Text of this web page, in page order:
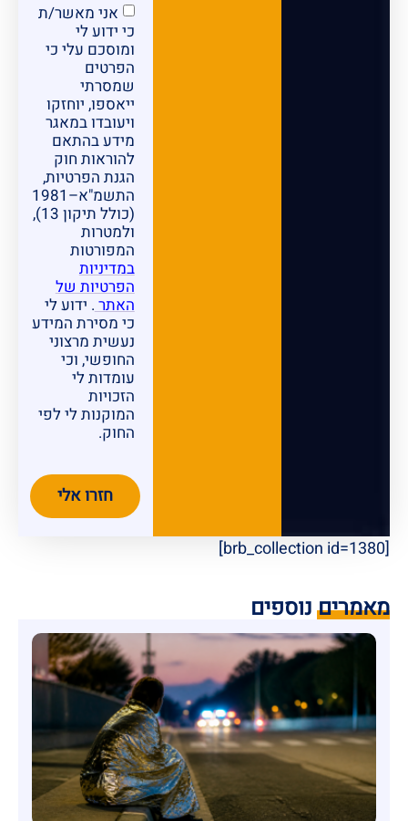
אני מאשר/ת
כי ידוע לי
ומוסכם עלי כי
הפרטים
שמסרתי
ייאספו, יוחזקו
ויעובדו במאגר
מידע בהתאם
להוראות חוק
הגנת הפרטיות,
התשמ"א–1981
(כולל תיקון 13),
ולמטרות
המפורטות
במדיניות
הפרטיות של
האתר . ידוע לי
כי מסירת המידע
נעשית מרצוני
החופשי, וכי
עומדות לי
הזכויות
המוקנות לי לפי
החוק.
חזרו אלי
[brb_collection id=1380]
מאמרים נוספים